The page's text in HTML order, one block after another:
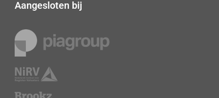
Aangesloten bij